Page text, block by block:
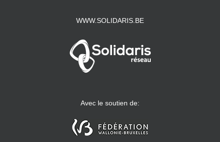
WWW.SOLIDARIS.BE
Avec le soutien de: